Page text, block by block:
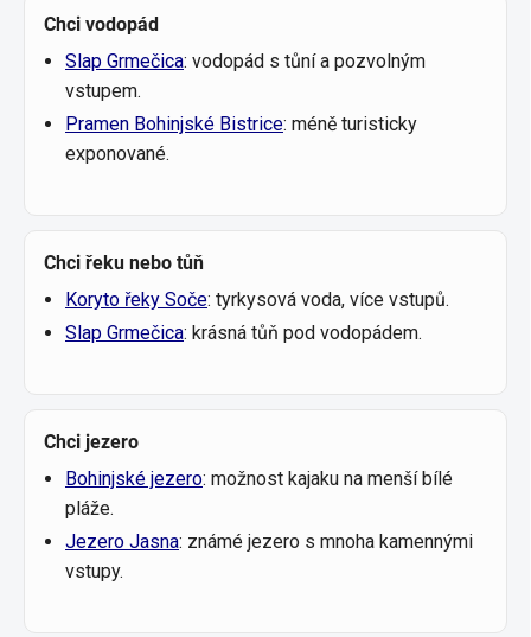
Chci vodopád
Slap Grmečica: vodopád s tůní a pozvolným
vstupem.
Pramen Bohinjské Bistrice: méně turisticky
exponované.
Chci řeku nebo tůň
Koryto řeky Soče: tyrkysová voda, více vstupů.
Slap Grmečica: krásná tůň pod vodopádem.
Chci jezero
Bohinjské jezero: možnost kajaku na menší bílé
pláže.
Jezero Jasna: známé jezero s mnoha kamennými
vstupy.